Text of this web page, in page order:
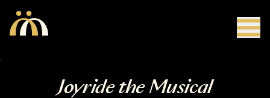
Joyride the Musical